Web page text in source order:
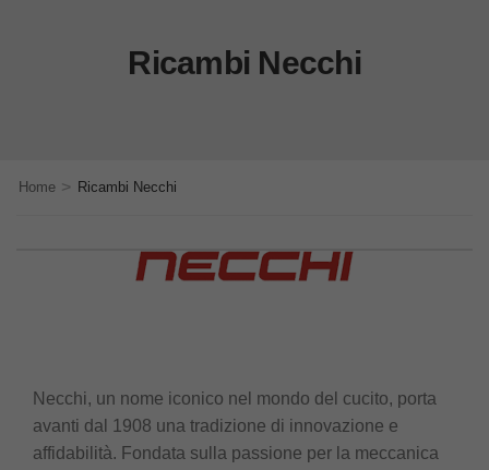
Ricambi Necchi
Home > Ricambi Necchi
Necchi, un nome iconico nel mondo del cucito, porta
avanti dal 1908 una tradizione di innovazione e
affidabilità. Fondata sulla passione per la meccanica